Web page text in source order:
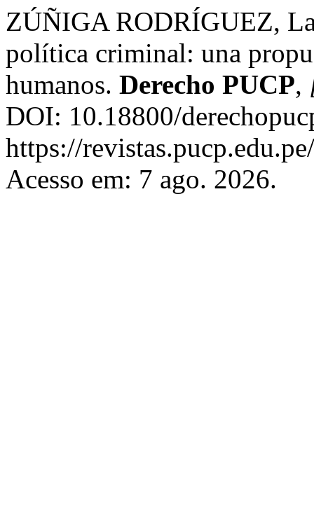
ZÚÑIGA RODRÍGUEZ,
política criminal: una
humanos. Derecho PUCP,
DOI: 10.18800/
https://
Acesso em: 7 ago. 2026.